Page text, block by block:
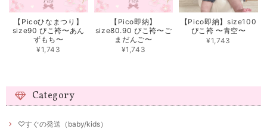
【Picoひなまつり】
size90 ぴこ袴〜あん
ずもち〜
¥1,743
【Pico即納】
size80.90 ぴこ袴〜ご
まだんご〜
¥1,743
【Pico即納】size100
ぴこ袴 〜青空〜
¥1,743
Category
♡すぐの発送（baby/kids）